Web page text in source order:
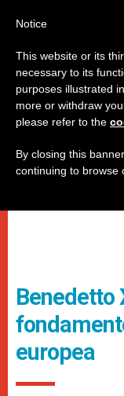
Benedetto
europea
Notice
This website or its
necessary to its
purposes illustrated
more or withdraw
please refer to the
By closing this
continuing to browse